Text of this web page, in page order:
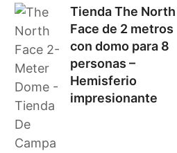
Tienda The North
Face de 2 metros
con domo para 8
personas –
Hemisferio
impresionante